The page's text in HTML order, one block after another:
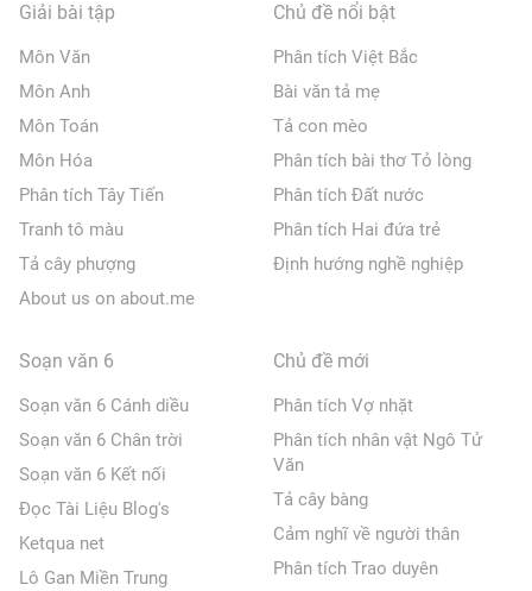
Giải bài tập
Môn Văn
Môn Anh
Môn Toán
Môn Hóa
Phân tích Tây Tiến
Tranh tô màu
Tả cây phượng
About us on about.me
Chủ đề nổi bật
Phân tích Việt Bắc
Bài văn tả mẹ
Tả con mèo
Phân tích bài thơ Tỏ lòng
Phân tích Đất nước
Phân tích Hai đứa trẻ
Định hướng nghề nghiệp
Soạn văn 6
Soạn văn 6 Cánh diều
Soạn văn 6 Chân trời
Soạn văn 6 Kết nối
Đọc Tài Liệu Blog's
Ketqua net
Lô Gan Miền Trung
Chủ đề mới
Phân tích Vợ nhặt
Phân tích nhân vật Ngô Tử
Văn
Tả cây bàng
Cảm nghĩ về người thân
Phân tích Trao duyên